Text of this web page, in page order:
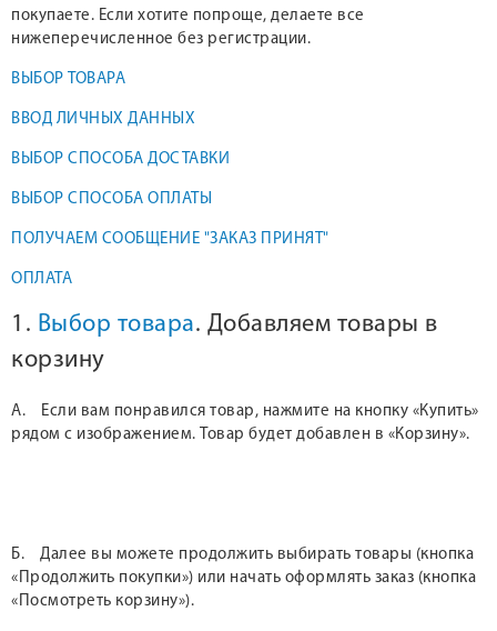
покупаете. Если хотите попроще, делаете все
нижеперечисленное без регистрации.
ВЫБОР ТОВАРА
ВВОД ЛИЧНЫХ ДАННЫХ
ВЫБОР СПОСОБА ДОСТАВКИ
ВЫБОР СПОСОБА ОПЛАТЫ
ПОЛУЧАЕМ СООБЩЕНИЕ "ЗАКАЗ ПРИНЯТ"
ОПЛАТА
1. Выбор товара. Добавляем товары в
корзину
А. Если вам понравился товар, нажмите на кнопку «Купить»
рядом с изображением. Товар будет добавлен в «Корзину».
Б. Далее вы можете продолжить выбирать товары (кнопка
«Продолжить покупки») или начать оформлять заказ (кнопка
«Посмотреть корзину»).